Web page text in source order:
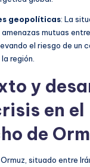
geopolíticas: La
mutuas
el riesgo de un
región.
y
en el
de
situado entre